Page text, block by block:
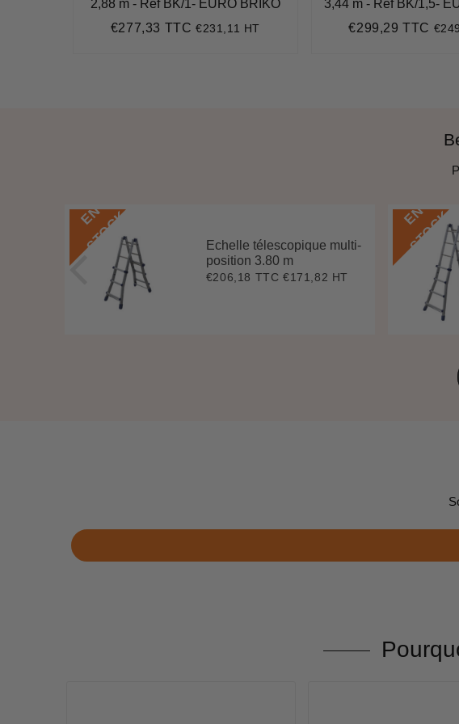
2,88 m - Réf BK/1- EURO BRIKO
Prix
€277,33 TTC€277,33
€231,11 HT
3,44 m - Réf BK/1,5-
Prix
€299,29 TTC
E
N
S
T
O
C
K
Echelle télescopique multi-
position 3.80 m
Prix
€206,18 TTC €206,18
€171,82 HT
E
N
S
T
O
C
K